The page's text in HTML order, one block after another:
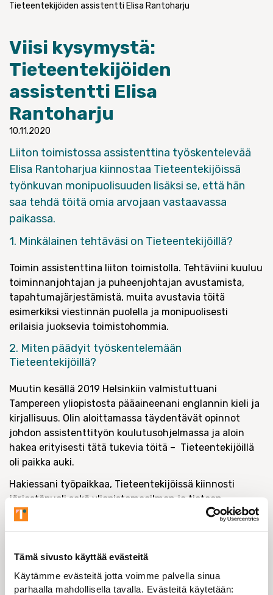
Tämä sivusto käyttää evästeitä
Käytämme evästeitä jotta voimme palvella sinua
parhaalla mahdollisella tavalla. Evästeitä käytetään:
Tieteentekijöiden assistentti Elisa Rantoharju
Viisi kysymystä:
Tieteentekijöiden
assistentti Elisa
Rantoharju
10.11.2020
Liiton toimistossa assistenttina työskentelevää
Elisa Rantoharjua kiinnostaa Tieteentekijöissä
työnkuvan monipuolisuuden lisäksi se, että hän
saa tehdä töitä omia arvojaan vastaavassa
paikassa.
1. Minkälainen tehtäväsi on Tieteentekijöillä?
Toimin assistenttina liiton toimistolla. Tehtäviini kuuluu
toiminnanjohtajan ja puheenjohtajan avustamista,
tapahtumajärjestämistä, muita avustavia töitä
esimerkiksi viestinnän puolella ja monipuolisesti
erilaisia juoksevia toimistohommia.
2. Miten päädyit työskentelemään
Tieteentekijöillä?
Muutin kesällä 2019 Helsinkiin valmistuttuani
Tampereen yliopistosta pääaineenani englannin kieli ja
kirjallisuus. Olin aloittamassa täydentävät opinnot
johdon assistenttityön koulutusohjelmassa ja aloin
hakea erityisesti tätä tukevia töitä – Tieteentekijöillä
oli paikka auki.
Hakiessani työpaikkaa, Tieteentekijöissä kiinnosti
järjestöpuoli sekä yliopistomaailman ja tieteen
läheisyys. Paikka pienessä työyhteisössä ja työnkuvan
monipuolisuus innostivat myös. Oli onni tulla valituksi.
ajankohtaista sinulla on tällä hetkellä
työpöydälläsi?